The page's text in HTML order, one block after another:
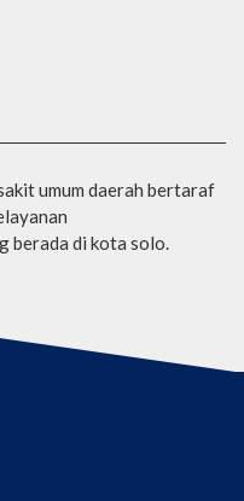
umum daerah bertaraf
berada di kota solo.